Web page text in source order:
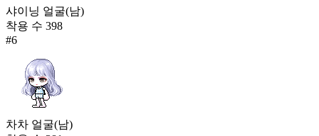
샤이닝 얼굴(남)
착용 수 398
#6
차차 얼굴(남)